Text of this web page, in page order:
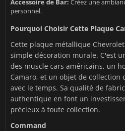
Accessoire de Bar: Créez une
personnel.
Pourquoi Choisir Cette Plaque
Cette plaque métallique
simple décoration murale. C'est
des muscle cars américains, un
Camaro, et un objet de
avec le temps. Sa qualité de
authentique en font un
précieux à toute collection.
Command